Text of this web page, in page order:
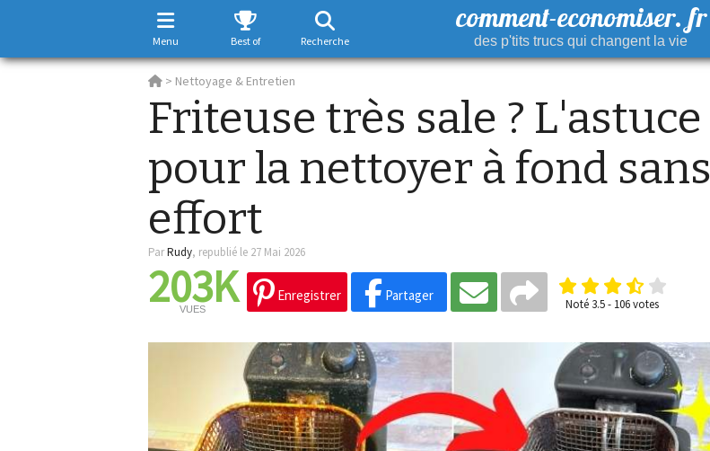
Menu Best of Recherche
comment-economiser. fr
des p'tits trucs qui changent la vie
> Nettoyage & Entretien
Friteuse très sale ? L'astuce
pour la nettoyer à fond sans
effort
ParRudy, republié le 27 Mai 2026
203K
VUES
Enregistrer Partager
Noté 3.5- 106votes